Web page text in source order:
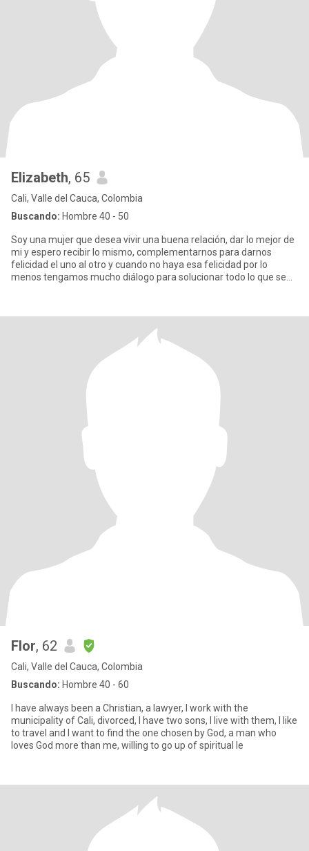
Elizabeth, 65
Cali, Valle del Cauca, Colombia
Buscando: Hombre 40 - 50
Soy una mujer que desea vivir una buena relación, dar lo mejor de
mi y espero recibir lo mismo, complementarnos para darnos
felicidad el uno al otro y cuando no haya esa felicidad por lo
menos tengamos mucho diálogo para solucionar todo lo que se
Flor, 62
Cali, Valle del Cauca, Colombia
Buscando: Hombre 40 - 60
I have always been a Christian, a lawyer, I work with the
municipality of Cali, divorced, I have two sons, I live with them, I like
to travel and I want to find the one chosen by God, a man who
loves God more than me, willing to go up of spiritual le